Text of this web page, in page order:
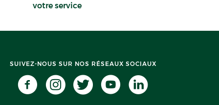
votre service
SUIVEZ-NOUS SUR NOS RÉSEAUX SOCIAUX